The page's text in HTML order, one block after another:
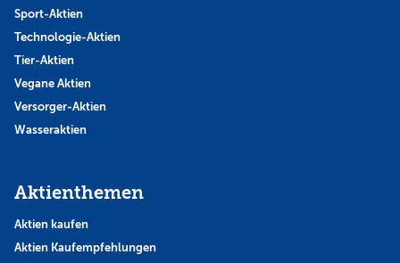
Sport-Aktien
Technologie-Aktien
Tier-Aktien
Vegane Aktien
Versorger-Aktien
Wasseraktien
Aktienthemen
Aktien kaufen
Aktien Kaufempfehlungen